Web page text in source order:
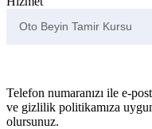
Telefon numaranızı ile e-
ve gizlilik politikamıza
olursunuz.